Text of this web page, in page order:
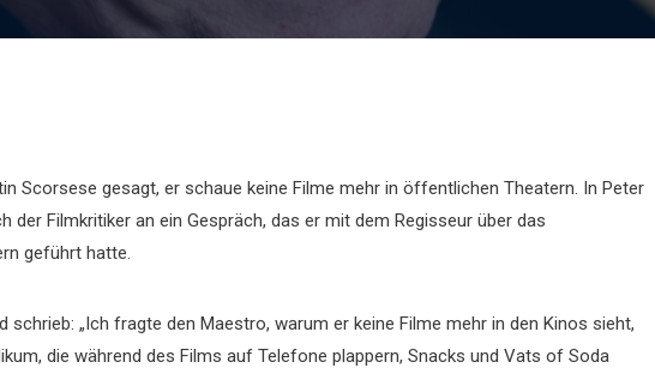
Scorsese gesagt, er schaue keine Filme mehr in öffentlichen Theatern. In Peter
der Filmkritiker an ein Gespräch, das er mit dem Regisseur über das
geführt hatte.
„Ich fragte den Maestro, warum er keine Filme mehr in den Kinos sieht,
die während des Films auf Telefone plappern, Snacks und Vats of Soda